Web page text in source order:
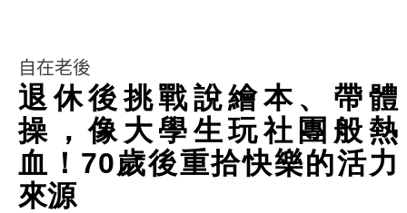
自在老後
退休後挑戰說繪本、帶體
操，像大學生玩社團般熱
血！70歲後重拾快樂的活力
來源